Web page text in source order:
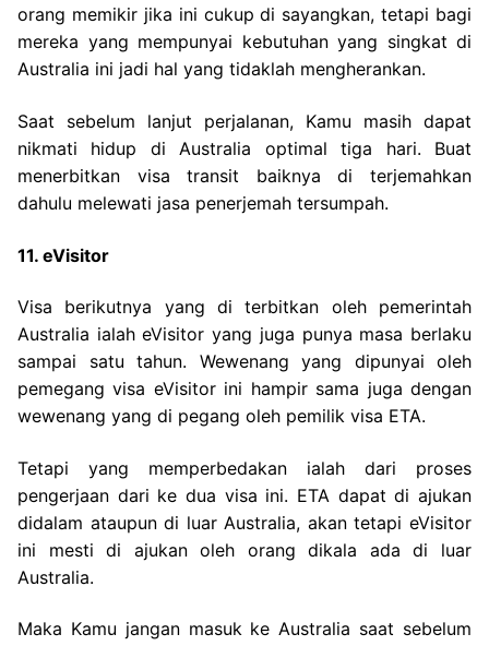
orang memikir jika ini cukup di sayangkan, tetapi bagi
mereka yang mempunyai kebutuhan yang singkat di
Australia ini jadi hal yang tidaklah mengherankan.
Saat sebelum lanjut perjalanan, Kamu masih dapat
nikmati hidup di Australia optimal tiga hari. Buat
menerbitkan visa transit baiknya di terjemahkan
dahulu melewati jasa penerjemah tersumpah.
11. eVisitor
Visa berikutnya yang di terbitkan oleh pemerintah
Australia ialah eVisitor yang juga punya masa berlaku
sampai satu tahun. Wewenang yang dipunyai oleh
pemegang visa eVisitor ini hampir sama juga dengan
wewenang yang di pegang oleh pemilik visa ETA.
Tetapi yang memperbedakan ialah dari proses
pengerjaan dari ke dua visa ini. ETA dapat di ajukan
didalam ataupun di luar Australia, akan tetapi eVisitor
ini mesti di ajukan oleh orang dikala ada di luar
Australia.
Maka Kamu jangan masuk ke Australia saat sebelum